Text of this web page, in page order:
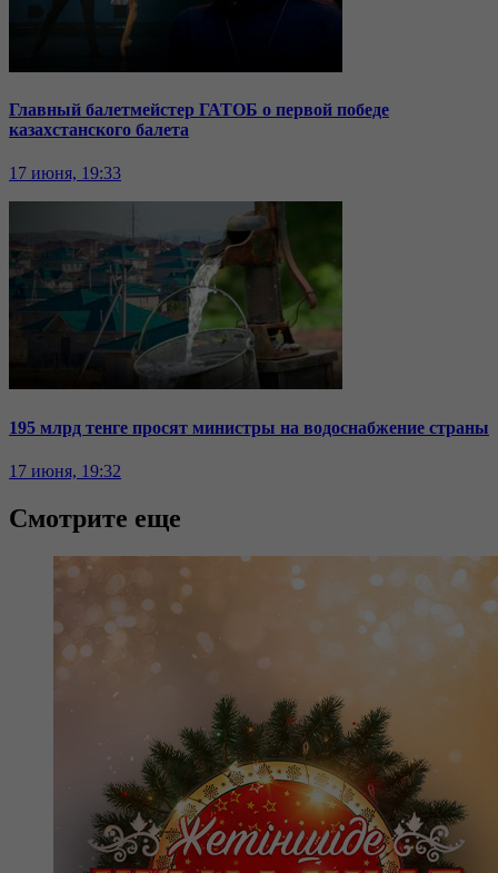
Главный балетмейстер ГАТОБ о первой победе
казахстанского балета
17 июня, 19:33
195 млрд тенге просят министры на водоснабжение страны
17 июня, 19:32
Смотрите еще